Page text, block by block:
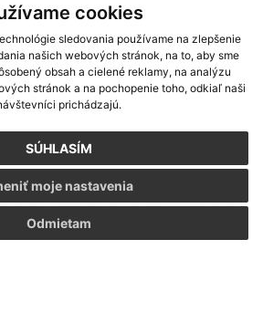
cookies
sledovania používame na zlepšenie
našich webových stránok, na to, aby sme
obsah a cielené reklamy, na analýzu
stránok a na pochopenie toho, odkiaľ naši
prichádzajú.
SÚHLASÍM
Odmietam
moje nastavenia
Takács, Harcsová 2440/30, 946
vlastník parc.č. 12077/100
2A, 949 01 Nitra – vlastník
11765
dopravy, výstavby a RR, Útvar
rezortu, odd. obl.hygienika,
6, 810 05 Bratislava